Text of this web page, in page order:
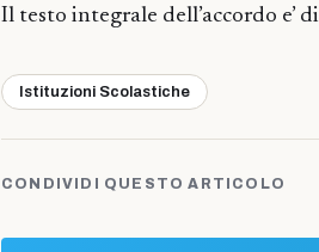
Il testo integrale dell’accordo e’
Istituzioni Scolastiche
CONDIVIDI QUESTO ARTICOLO